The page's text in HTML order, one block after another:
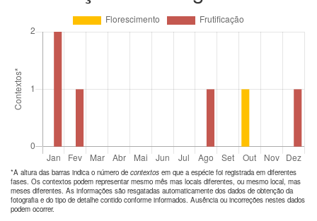
*A altura das barras indica o número de contextos em que a espécie foi registrada em diferentes
fases. Os contextos podem representar mesmo mês mas locais diferentes, ou mesmo local, mas
meses diferentes. As informações são resgatadas automaticamente dos dados de obtenção da
fotografia e do tipo de detalhe contido conforme informados. Ausência ou incorreções nestes dados
podem ocorrer.